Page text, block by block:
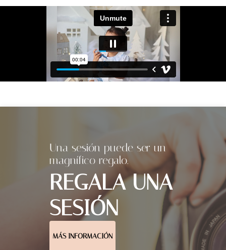
Una sesión puede ser un
magnífico regalo.
REGALA UNA
SESIÓN
MÁS INFORMACIÓN